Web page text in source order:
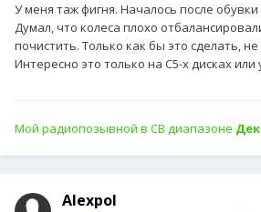
У меня таж фигня. Началось после
Думал, что колеса плохо
почистить. Только как бы это сделать,
Интересно это только на С5-х дисках
Мой радиопозывной в СВ диапазоне
Alexpol